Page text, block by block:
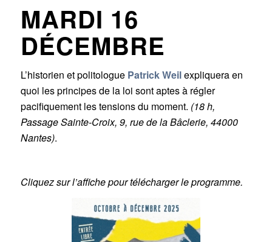
MARDI 16
DÉCEMBRE
L’historien et politologue Patrick Weilexpliquera en
quoi les principes de la loi sont aptes à régler
pacifiquement les tensions du moment. (18 h,
Passage Sainte-Croix, 9, rue de la Bâclerie, 44000
Nantes).
Cliquez sur l’affiche pour télécharger le programme.